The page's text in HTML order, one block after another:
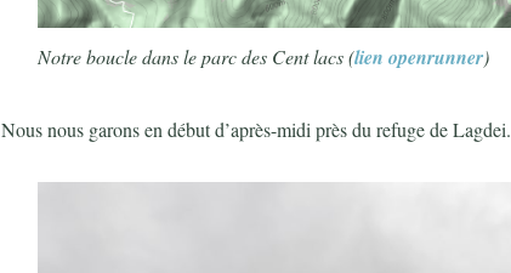
Notre boucle dans le parc des Cent lacs (lien openrunner)
Nous nous garons en début d’après-midi près du refuge de Lagdei.